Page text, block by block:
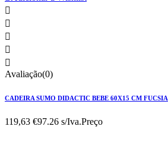





Avaliação(0)
CADEIRA SUMO DIDACTIC BEBE 60X15 CM FUCSIA
119,63 €97.26 s/Iva.Preço